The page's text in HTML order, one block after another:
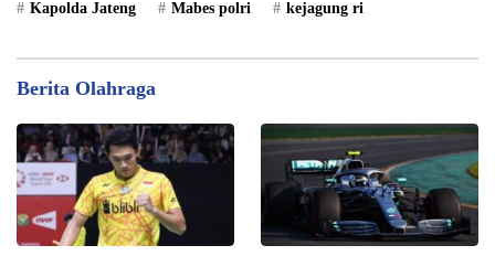
Kapolda Jateng Mabes polri kejagung ri
Berita Olahraga